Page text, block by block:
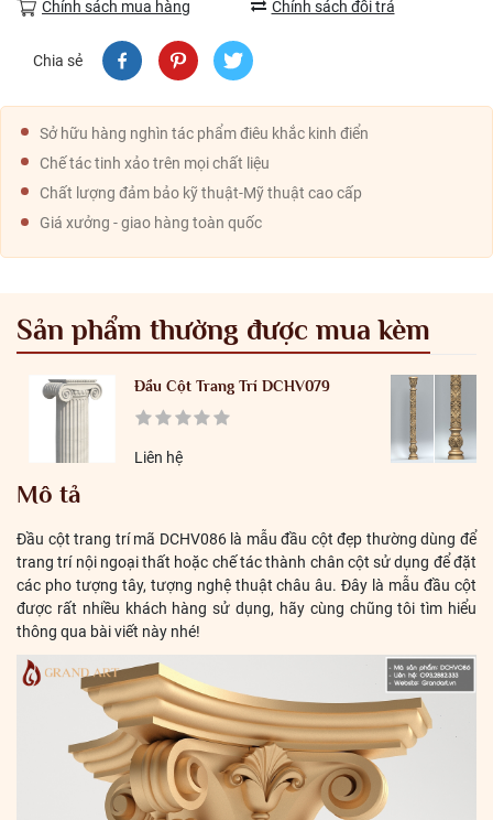
Chính sách mua hàng Chính sách đổi trả
Chia sẻ
Sở hữu hàng nghìn tác phẩm điêu khắc kinh điển
Chế tác tinh xảo trên mọi chất liệu
Chất lượng đảm bảo kỹ thuật-Mỹ thuật cao cấp
Giá xưởng - giao hàng toàn quốc
Sản phẩm thường được mua kèm
Đầu Cột Trang Trí DCHV079
Liên hệ
Mô tả
Đầu cột trang trí mã DCHV086 là mẫu đầu cột đẹp thường dùng để
trang trí nội ngoại thất hoặc chế tác thành chân cột sử dụng để đặt
các pho tượng tây, tượng nghệ thuật châu âu. Đây là mẫu đầu cột
được rất nhiều khách hàng sử dụng, hãy cùng chũng tôi tìm hiểu
thông qua bài viết này nhé!